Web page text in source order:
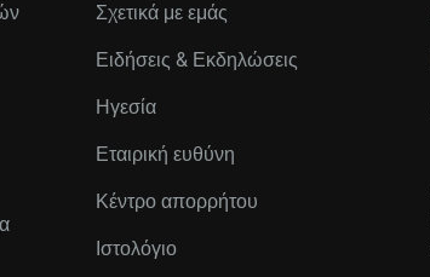
Σχετικά με εμάς
Ειδήσεις & Εκδηλώσεις
Ηγεσία
Εταιρική ευθύνη
Κέντρο απορρήτου
Ιστολόγιο